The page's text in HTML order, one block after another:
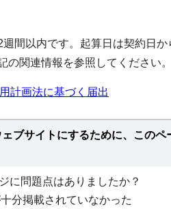
間以内です。起算日は契約日か
の関連情報を参照してください。
計画法に基づく届出
ェブサイトにするために、この
に問題点はありましたか？
分掲載されていなかった